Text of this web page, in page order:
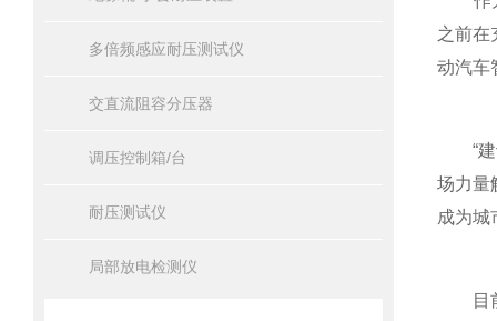
多倍频感应耐压测试仪
交直流阻容分压器
调压控制箱/台
耐压测试仪
局部放电检测仪
之前在
动汽车
“建设
场力量
成为城
目前